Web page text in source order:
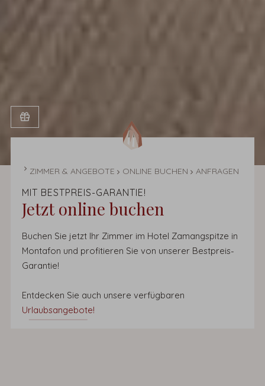
STARTSEITE
ZIMMER & ANGEBOTE ONLINE BUCHEN ANFRAGEN
MIT BESTPREIS-GARANTIE!
Jetzt online buchen
Buchen Sie jetzt Ihr Zimmer im Hotel Zamangspitze in
Montafon und profitieren Sie von unserer Bestpreis-
Garantie!
Entdecken Sie auch unsere verfügbaren
Urlaubsangebote!